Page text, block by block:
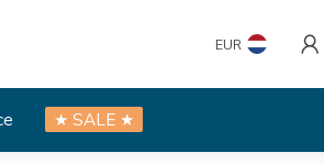
EUR
★ SALE ★